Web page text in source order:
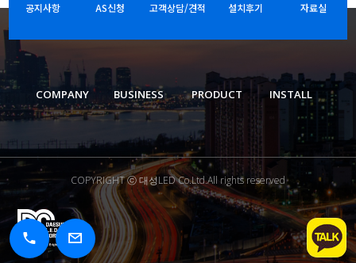
공지사항 AS신청 고객상담/견적 설치후기 자료실
COMPANY BUSINESS PRODUCT INSTALL
COPYRIGHT ⓒ 대성LED Co.Ltd.All rights reserved